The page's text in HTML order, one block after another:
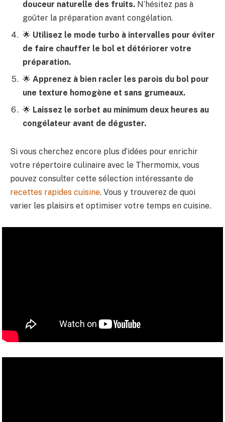
douceur naturelle des fruits. N’hésitez pas à
goûter la préparation avant congélation.
🌟 Utilisez le mode turbo à intervalles pour éviter
de faire chauffer le bol et détériorer votre
préparation.
🌟 Apprenez à bien racler les parois du bol pour
une texture homogène et sans grumeaux.
🌟 Laissez le sorbet au minimum deux heures au
congélateur avant de déguster.
Si vous cherchez encore plus d’idées pour enrichir
votre répertoire culinaire avec le Thermomix, vous
pouvez consulter cette sélection intéressante de
recettes rapides cuisine. Vous y trouverez de quoi
varier les plaisirs et optimiser votre temps en cuisine.